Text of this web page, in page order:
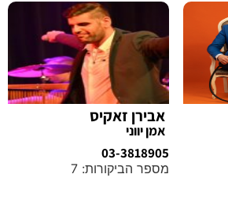
אבירן זאקיס
אמן יווני
03-3818905
מספר הביקורות: 7